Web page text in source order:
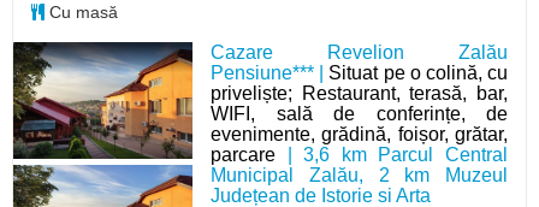
Cazare Revelion Zalău
Pensiune*** | Situat pe o colină, cu
priveliște; Restaurant, terasă, bar,
WIFI, sală de conferințe, de
evenimente, grădină, foișor, grătar,
parcare | 3,6 km Parcul Central
Municipal Zalău, 2 km Muzeul
Județean de Istorie si Arta
Cu masă